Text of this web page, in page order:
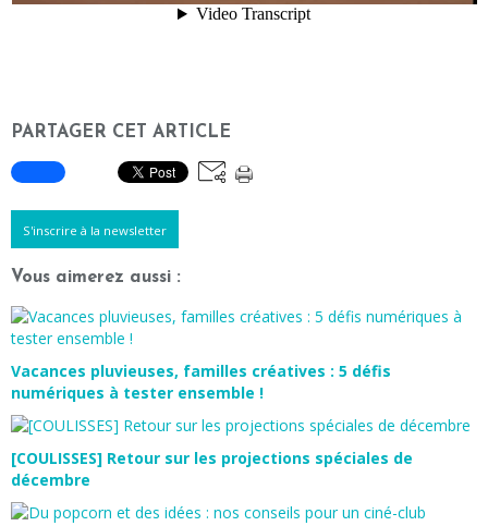
PARTAGER CET ARTICLE
S'inscrire à la newsletter
Vous aimerez aussi :
Vacances pluvieuses, familles créatives : 5 défis
numériques à tester ensemble !
[COULISSES] Retour sur les projections spéciales de
décembre